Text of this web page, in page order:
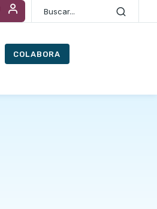
COLABORA